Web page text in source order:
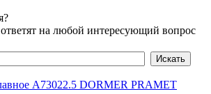
на любой интересующий вопрос